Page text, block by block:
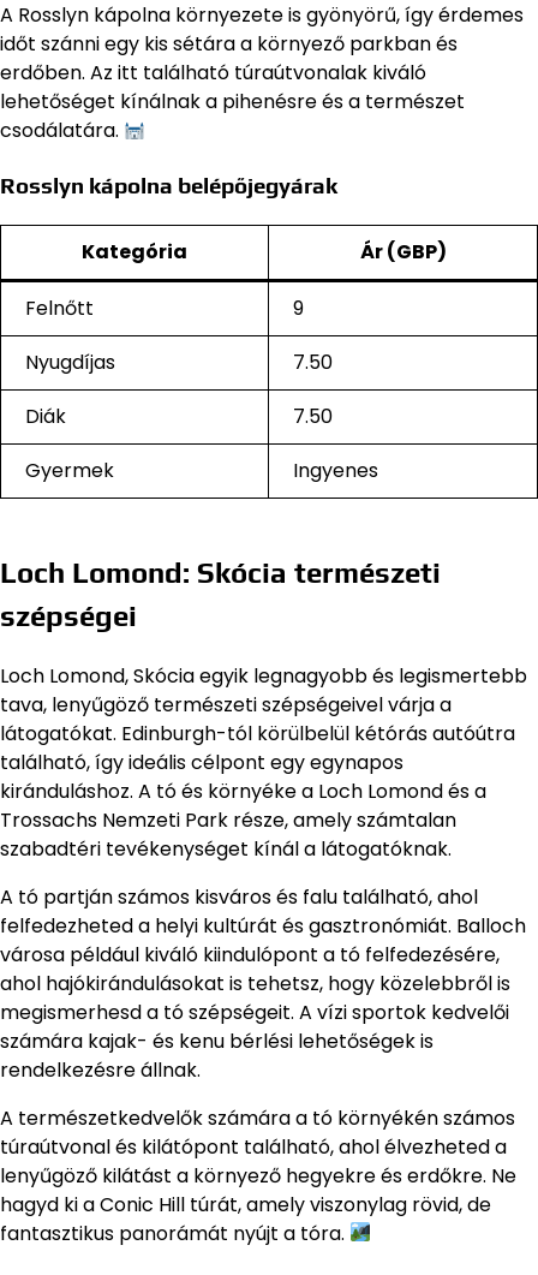
A Rosslyn kápolna környezete is gyönyörű, így érdemes
időt szánni egy kis sétára a környező parkban és
erdőben. Az itt található túraútvonalak kiváló
lehetőséget kínálnak a pihenésre és a természet
csodálatára.
Rosslyn kápolna belépőjegyárak
Kategória Ár (GBP)
Felnőtt
9
Nyugdíjas
7.50
Diák
7.50
Gyermek
Ingyenes
Loch Lomond: Skócia természeti
szépségei
Loch Lomond, Skócia egyik legnagyobb és legismertebb
tava, lenyűgöző természeti szépségeivel várja a
látogatókat. Edinburgh-tól körülbelül kétórás autóútra
található, így ideális célpont egy egynapos
kiránduláshoz. A tó és környéke a Loch Lomond és a
Trossachs Nemzeti Park része, amely számtalan
szabadtéri tevékenységet kínál a látogatóknak.
A tó partján számos kisváros és falu található, ahol
felfedezheted a helyi kultúrát és gasztronómiát. Balloch
városa például kiváló kiindulópont a tó felfedezésére,
ahol hajókirándulásokat is tehetsz, hogy közelebbről is
megismerhesd a tó szépségeit. A vízi sportok kedvelői
számára kajak- és kenu bérlési lehetőségek is
rendelkezésre állnak.
A természetkedvelők számára a tó környékén számos
túraútvonal és kilátópont található, ahol élvezheted a
lenyűgöző kilátást a környező hegyekre és erdőkre. Ne
hagyd ki a Conic Hill túrát, amely viszonylag rövid, de
fantasztikus panorámát nyújt a tóra.